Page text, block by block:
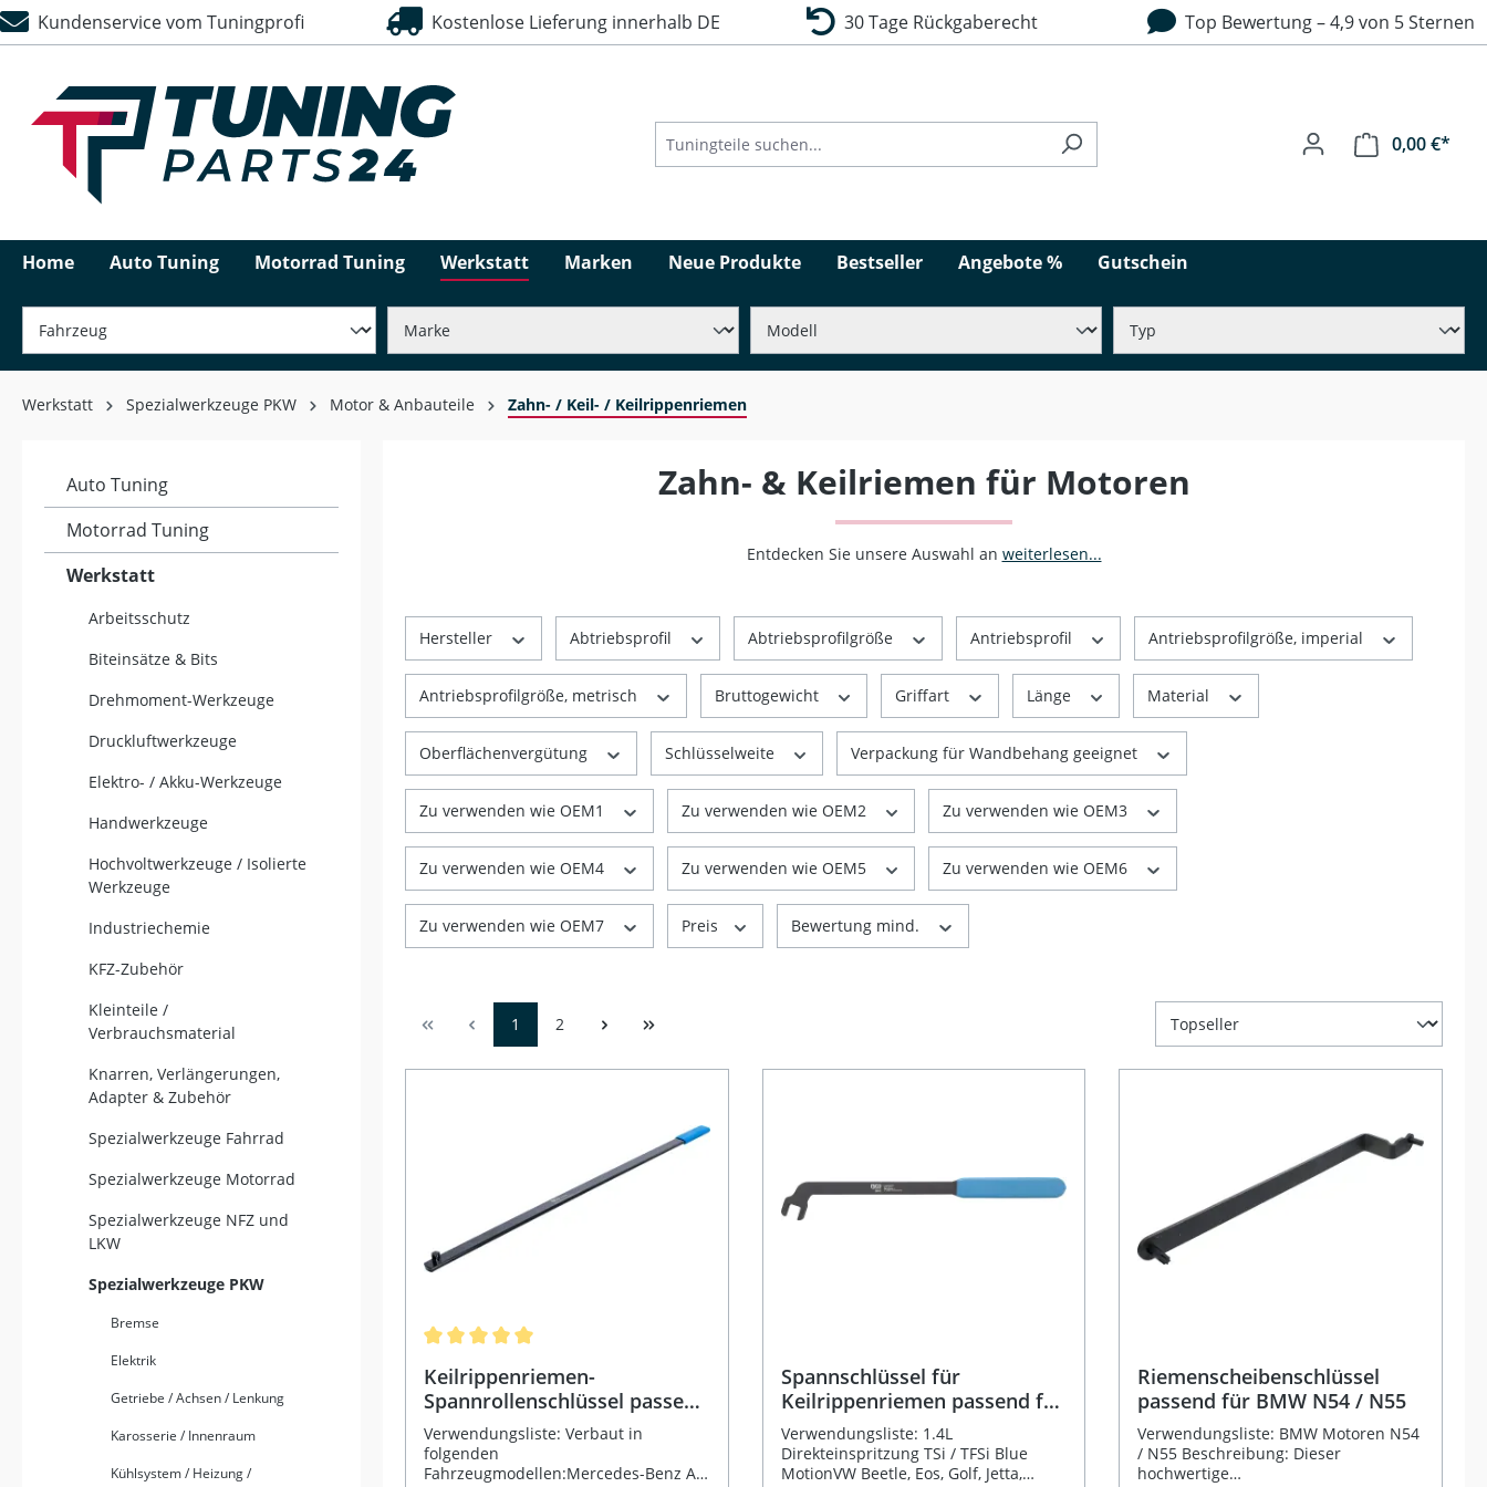
Zur Hauptnavigation springen
Kundenservice vom Tuningprofi Kostenlose Lieferung innerhalb DE 30 Tage Rückgaberecht Top Bewertung – 4,9 von 5 Sternen
0,00 €*
Home Auto Tuning Motorrad Tuning Werkstatt Marken Neue Produkte Bestseller Angebote % Gutschein
Werkstatt Spezialwerkzeuge PKW Motor & Anbauteile Zahn- / Keil- / Keilrippenriemen
Auto Tuning
Motorrad Tuning
Werkstatt
Arbeitsschutz
Biteinsätze & Bits
Drehmoment-Werkzeuge
Druckluftwerkzeuge
Elektro- / Akku-Werkzeuge
Handwerkzeuge
Hochvoltwerkzeuge / Isolierte
Werkzeuge
Industriechemie
KFZ-Zubehör
Kleinteile /
Verbrauchsmaterial
Knarren, Verlängerungen,
Adapter & Zubehör
Spezialwerkzeuge Fahrrad
Spezialwerkzeuge Motorrad
Spezialwerkzeuge NFZ und
LKW
Spezialwerkzeuge PKW
Bremse
Elektrik
Getriebe / Achsen / Lenkung
Karosserie / Innenraum
Kühlsystem / Heizung /
Zahn- & Keilriemen für Motoren
Entdecken Sie unsere Auswahl an weiterlesen...
Hersteller Abtriebsprofil Abtriebsprofilgröße Antriebsprofil Antriebsprofilgröße, imperial
Antriebsprofilgröße, metrisch Bruttogewicht Griffart Länge Material
Oberflächenvergütung Schlüsselweite Verpackung für Wandbehang geeignet
Zu verwenden wie OEM1 Zu verwenden wie OEM2 Zu verwenden wie OEM3
Zu verwenden wie OEM4 Zu verwenden wie OEM5 Zu verwenden wie OEM6
Zu verwenden wie OEM7 Preis Bewertung mind.
1 2
Keilrippenriemen-
Spannrollenschlüssel passend
für Mercedes-Benz M270
Verwendungsliste: Verbaut in
folgenden
Fahrzeugmodellen:Mercedes-Benz A-
Spannschlüssel für
Keilrippenriemen passend für
VAG 1.4 TSI / TFSI
Verwendungsliste: 1.4L
Direkteinspritzung TSi / TFSi Blue
MotionVW Beetle, Eos, Golf, Jetta,
Riemenscheibenschlüssel
passend für BMW N54 / N55
Verwendungsliste: BMW Motoren N54
/ N55 Beschreibung: Dieser
hochwertige